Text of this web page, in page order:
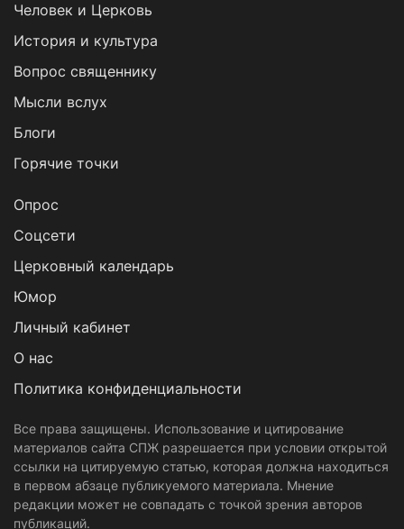
Человек и Церковь
История и культура
Вопрос священнику
Мысли вслух
Блоги
Горячие точки
Опрос
Cоцсети
Церковный календарь
Юмор
Личный кабинет
О нас
Политика конфиденциальности
Все права защищены. Использование и цитирование
материалов сайта СПЖ разрешается при условии открытой
ссылки на цитируемую статью, которая должна находиться
в первом абзаце публикуемого материала. Мнение
редакции может не совпадать с точкой зрения авторов
публикаций.